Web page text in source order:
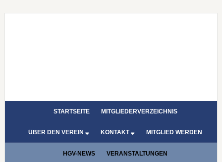
STARTSEITE MITGLIEDERVERZEICHNIS
ÜBER DEN VEREIN KONTAKT MITGLIED WERDEN
HGV-NEWS VERANSTALTUNGEN